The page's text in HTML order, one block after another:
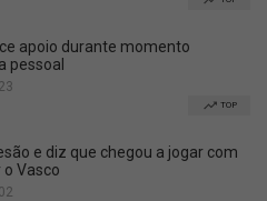
apoio durante momento
pessoal
TOP
e diz que chegou a jogar com
Vasco